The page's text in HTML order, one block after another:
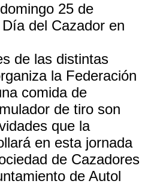
25 de
del Cazador en
de las distintas
la Federación
comida de
de tiro son
que la
en esta jornada
de Cazadores
de Autol